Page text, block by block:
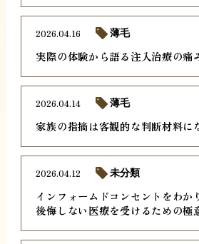
実際の体験から語る注入治療の痛
2026.04.16 薄毛
家族の指摘は客観的な判断材料に
2026.04.14 薄毛
インフォームドコンセントをわか
後悔しない医療を受けるための極
2026.04.12 未分類